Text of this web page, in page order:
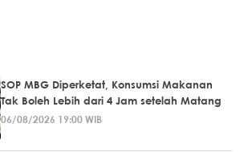
SOP MBG Diperketat, Konsumsi Makanan
Tak Boleh Lebih dari 4 Jam setelah Matang
06/08/2026 19:00 WIB